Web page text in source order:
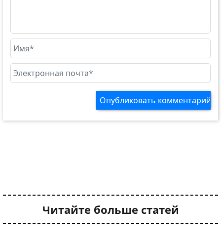
Читайте больше статей